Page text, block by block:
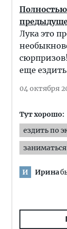
Лука это
еще
04 октября
Тут хорошо:
ездить по
И Ирина